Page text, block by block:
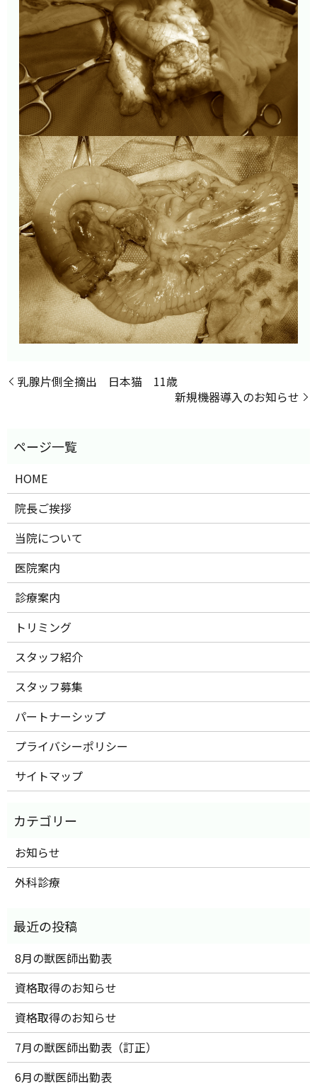
乳腺片側全摘出 日本猫 11歳
新規機器導入のお知らせ
HOME
院長ご挨拶
当院について
医院案内
診療案内
トリミング
スタッフ紹介
スタッフ募集
パートナーシップ
プライバシーポリシー
サイトマップ
お知らせ
外科診療
8月の獣医師出勤表
資格取得のお知らせ
資格取得のお知らせ
7月の獣医師出勤表（訂正）
6月の獣医師出勤表